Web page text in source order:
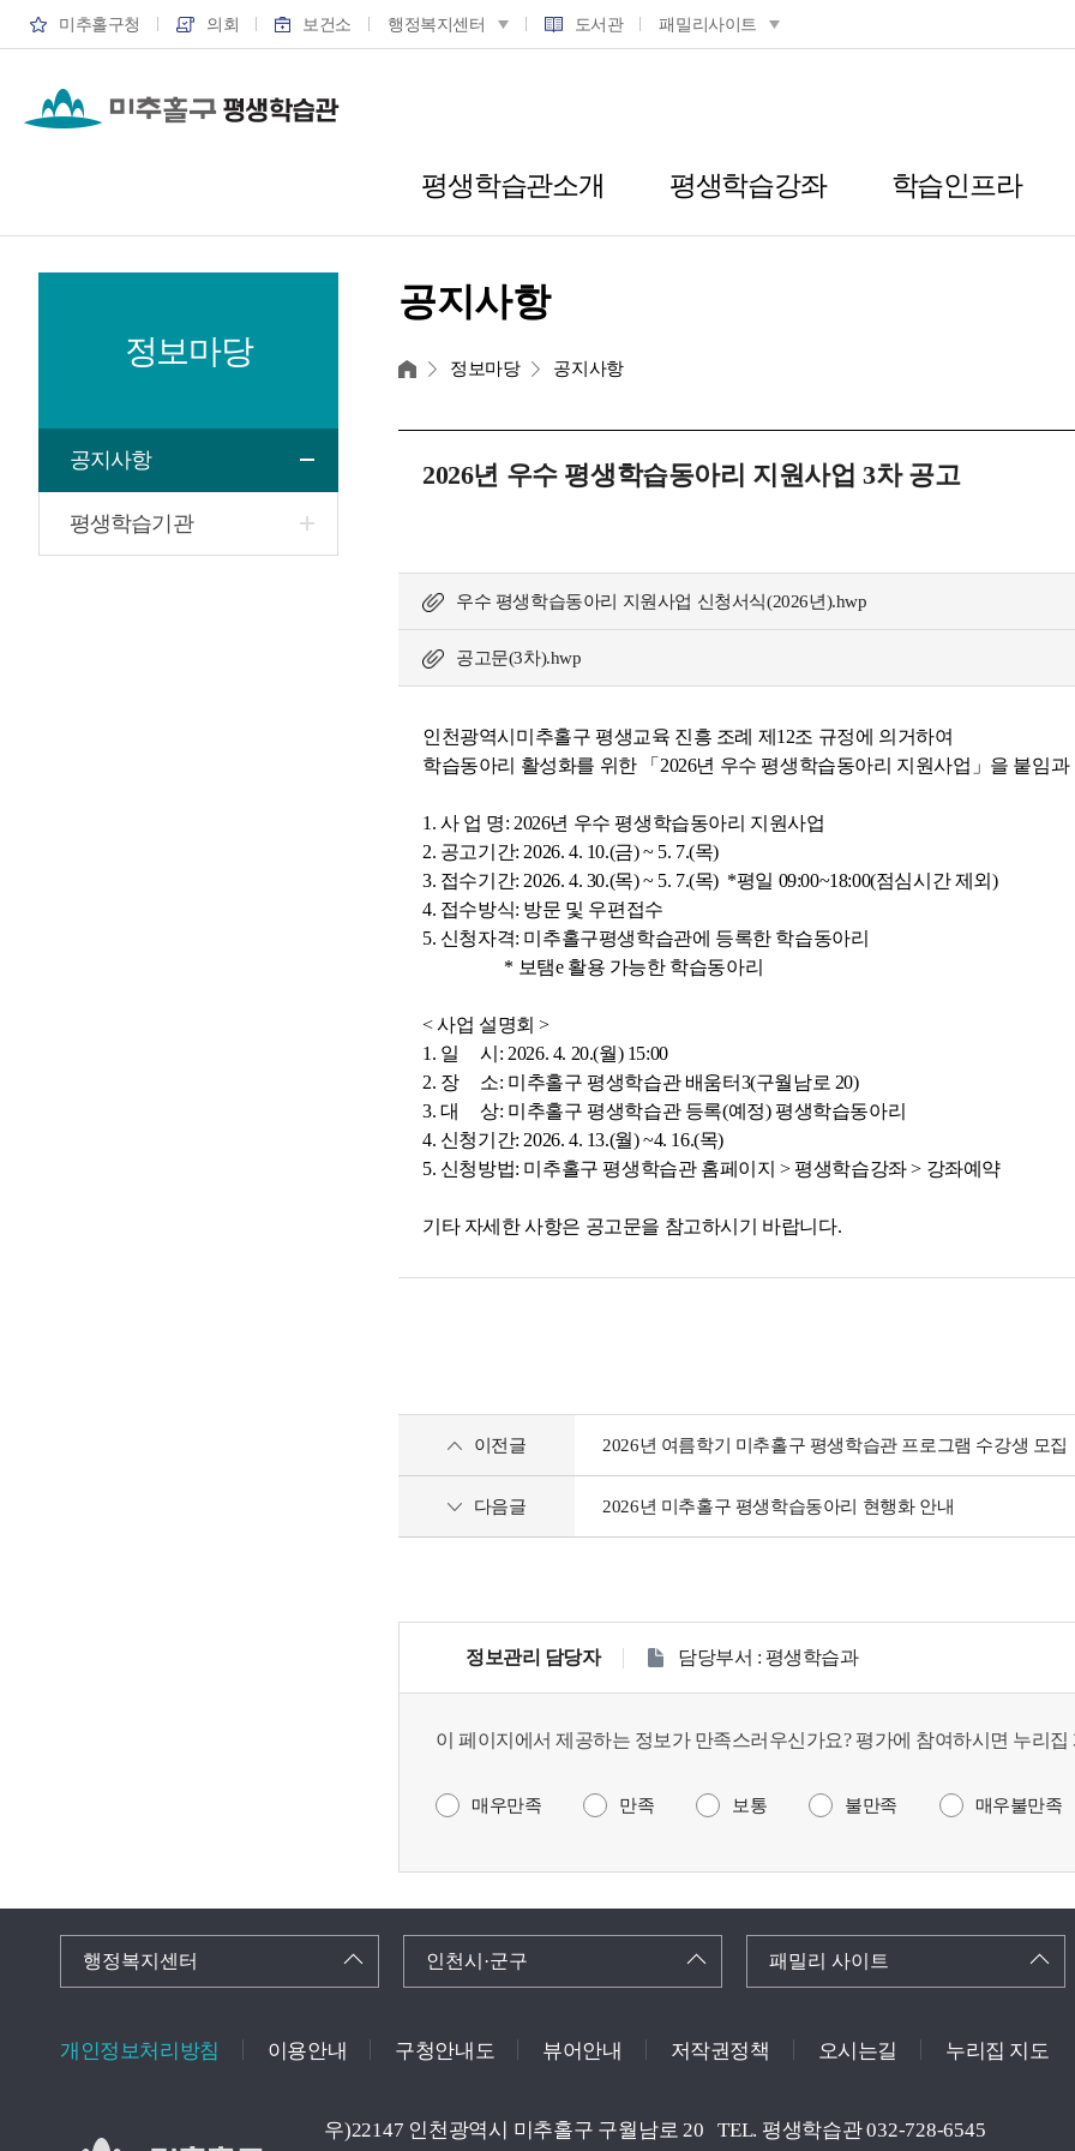
미추홀구청 의회 보건소 행정복지센터 도서관 패밀리사이트
평생학습관소개 평생학습강좌 학습인프라
정보마당
공지사항
평생학습기관
공지사항
홈 정보마당 공지사항
2026년 우수 평생학습동아리 지원사업 3차 공고
우수 평생학습동아리 지원사업 신청서식(2026년).hwp
공고문(3차).hwp
인천광역시미추홀구 평생교육 진흥 조례 제12조 규정에 의거하여
학습동아리 활성화를 위한 「2026년 우수 평생학습동아리 지원사업」을 붙임
1. 사 업 명: 2026년 우수 평생학습동아리 지원사업
2. 공고기간: 2026. 4. 10.(금) ~ 5. 7.(목)
3. 접수기간: 2026. 4. 30.(목) ~ 5. 7.(목) *평일 09:00~18:00(점심시간 제외)
4. 접수방식: 방문 및 우편접수
5. 신청자격: 미추홀구평생학습관에 등록한 학습동아리
* 보탬e 활용 가능한 학습동아리
< 사업 설명회 >
1. 일 시: 2026. 4. 20.(월) 15:00
2. 장 소: 미추홀구 평생학습관 배움터3(구월남로 20)
3. 대 상: 미추홀구 평생학습관 등록(예정) 평생학습동아리
4. 신청기간: 2026. 4. 13.(월) ~4. 16.(목)
5. 신청방법: 미추홀구 평생학습관 홈페이지 > 평생학습강좌 > 강좌예약
기타 자세한 사항은 공고문을 참고하시기 바랍니다.
이전글 2026년 여름학기 미추홀구 평생학습관 프로그램 수강생 모집
다음글 2026년 미추홀구 평생학습동아리 현행화 안내
정보관리 담당자 담당부서 : 평생학습과
이 페이지에서 제공하는 정보가 만족스러우신가요? 평가에 참여하시면 누리
매우만족 만족 보통 불만족 매우불만족
행정복지센터 인천시·군구 패밀리 사이트
개인정보처리방침 이용안내 구청안내도 뷰어안내 저작권정책 오시는길 누리집 지도
우)22147 인천광역시 미추홀구 구월남로 20 TEL. 평생학습관 032-728-6545